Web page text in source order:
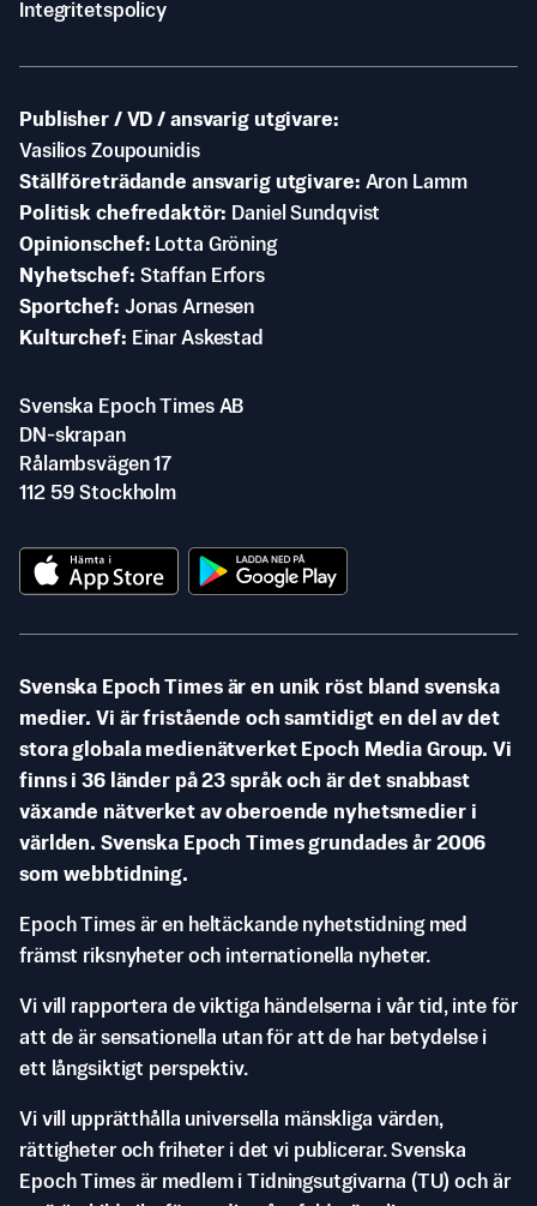
Integritetspolicy
Publisher / VD / ansvarig utgivare
Vasilios Zoupounidis
Ställföreträdande ansvarig utgivare Aron Lamm
Politisk chefredaktör
Daniel Sundqvist
Opinionschef
Lotta Gröning
Nyhetschef Staffan Erfors
Sportchef Jonas Arnesen
Kulturchef
Einar Askestad
Svenska Epoch Times AB
DN-skrapan
Rålambsvägen 17
112 59 Stockholm
Svenska Epoch Times är en unik röst bland svenska
medier. Vi är fristående och samtidigt en del av det
stora globala medienätverket Epoch Media Group. Vi
finns i 36 länder på 23 språk och är det snabbast
växande nätverket av oberoende nyhetsmedier i
världen. Svenska Epoch Times grundades år 2006
som webbtidning.
Epoch Times är en heltäckande nyhetstidning med
främst riksnyheter och internationella nyheter.
Vi vill rapportera de viktiga händelserna i vår tid, inte för
att de är sensationella utan för att de har betydelse i
ett långsiktigt perspektiv.
Vi vill upprätthålla universella mänskliga värden,
rättigheter och friheter i det vi publicerar. Svenska
Epoch Times är medlem i Tidningsutgivarna (TU) och är